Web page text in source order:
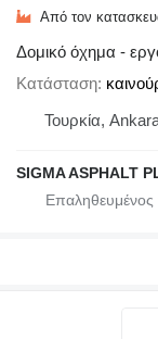
Από τον
Δομικό όχημα -
Κατάσταση
Τουρκία,
SIGMA ASPHALT